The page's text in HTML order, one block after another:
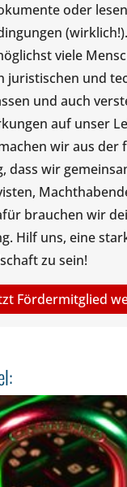
oder
viele
juristischen und
und auch
auf unser
wir aus der
dass wir
brauchen wir
Hilf uns, eine
zu sein!
Fördermitglied